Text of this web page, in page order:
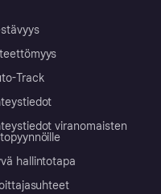
Track
viranomaisten
hallintotapa